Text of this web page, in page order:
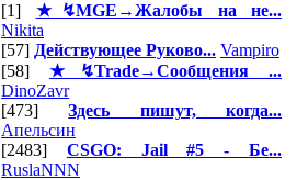
[1] ★↯MGE→Жалобы на не...
Nikita
[57] Действующее Руково... Vampiro
[58] ★↯Trade→Сообщения ...
DinoZavr
[473]Здесь пишут, когда...
Апельсин
[2483] CSGO: Jail #5 - Бе...
RuslaNNN